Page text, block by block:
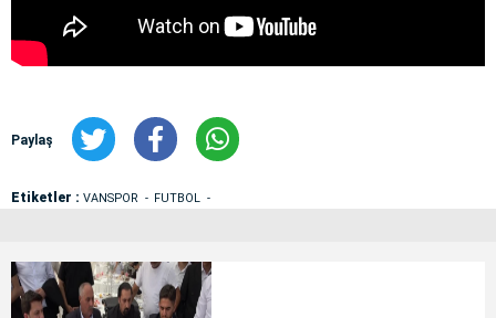
Paylaş
Etiketler : VANSPOR FUTBOL